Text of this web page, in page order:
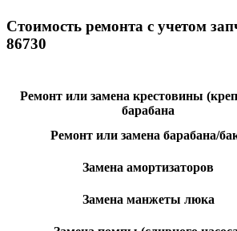
Стоимость ремонта с учетом
86730
Ремонт или замена крестовины
барабана
Ремонт или замена барабана/
Замена амортизаторов
Замена манжеты люка